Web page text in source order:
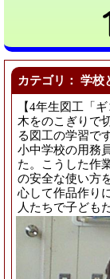
カテゴリ： 学校
【4年生図工「
木をのこぎりで
る図工の学習で
小中学校の用務
た。こうした作
の安全な使い方
心して作品作り
人たちで子ども